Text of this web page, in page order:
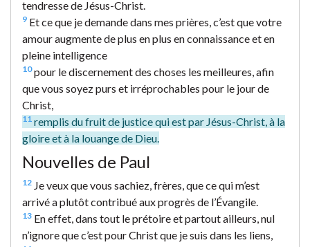
tendresse de Jésus-Christ.
9 Et ce que je demande dans mes prières, c’est que votre
amour augmente de plus en plus en connaissance et en
pleine intelligence
10pour le discernement des choses les meilleures, afin
que vous soyez purs et irréprochables pour le jour de
Christ,
11 remplis du fruit de justice qui est par Jésus-Christ, à la
gloire et à la louange de Dieu.
Nouvelles de Paul
12 Je veux que vous sachiez, frères, que ce qui m’est
arrivé a plutôt contribué aux progrès de l’Évangile.
13 En effet, dans tout le prétoire et partout ailleurs, nul
n’ignore que c’est pour Christ que je suis dans les liens,